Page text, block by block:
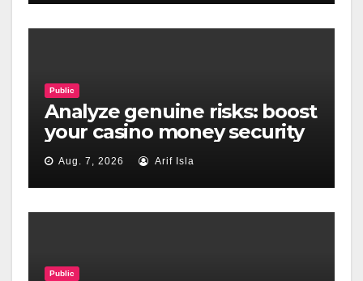
Public
Analyze genuine risks: boost
your casino money security
Aug. 7, 2026 Arif Isla
Public